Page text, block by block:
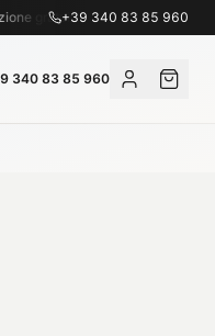
gratuita per ordini superiori a
+39 340 83 85 960
340 83 85 960